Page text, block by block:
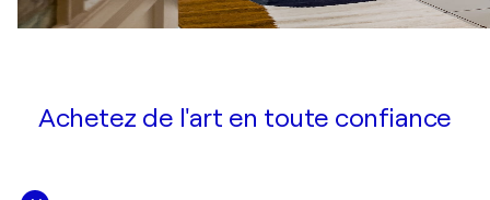
Achetez de l'art en toute confiance